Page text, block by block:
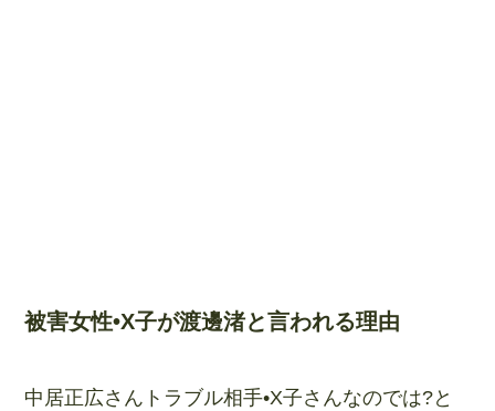
被害女性•X子が渡邊渚と言われる理由
中居正広さんトラブル相手•X子さんなのでは?と